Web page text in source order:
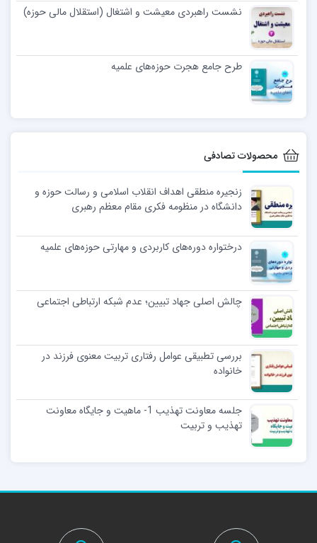
نشست راهبردی معیشت و اشتغال (استقلال مالی حوزه)
طرح جامع هجرت حوزه‌های علمیه
محصولات تصادفی
زنجیره منطقی اهداف انقلاب اسلامی و رسالت حوزه و
دانشگاه در منظومه فکری مقام معظم رهبری
درختواره دوره‌های کاربردی و مهارتی حوزه‌های علمیه
چالش اصلی جهاد تبیین؛ عدم شبکه ارتباطی اجتماعی
بررسی تطبیقی عوامل رفتاری تربیت معنوی فرزند در
خانواده
جلسه معاونت تهذیب 1- ماهیت و جایگاه معاونت
تهذیب و تربیت